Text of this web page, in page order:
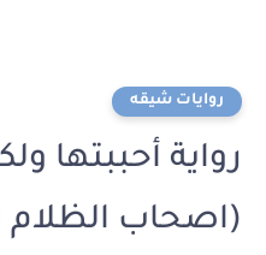
روايات شيقه
رواية أحببتها
(اصحاب